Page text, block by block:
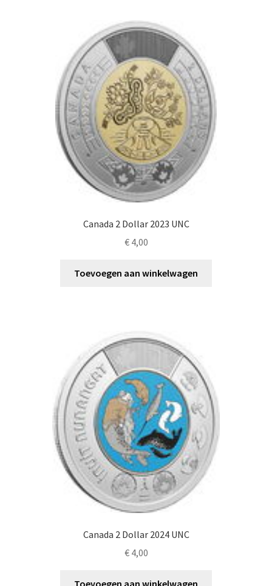
Canada 2 Dollar 2023 UNC
€4,00
Toevoegen aan winkelwagen
Canada 2 Dollar 2024 UNC
€4,00